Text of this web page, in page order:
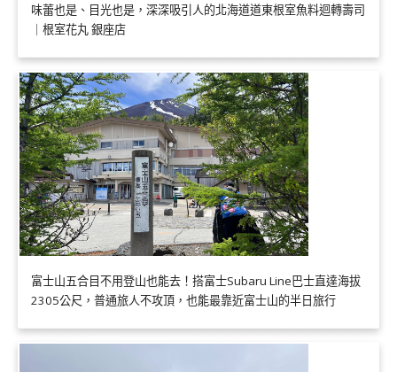
味蕾也是、目光也是，深深吸引人的北海道道東根室魚料迴轉壽司
｜根室花丸 銀座店
富士山五合目不用登山也能去！搭富士Subaru Line巴士直達海拔
2305公尺，普通旅人不攻頂，也能最靠近富士山的半日旅行